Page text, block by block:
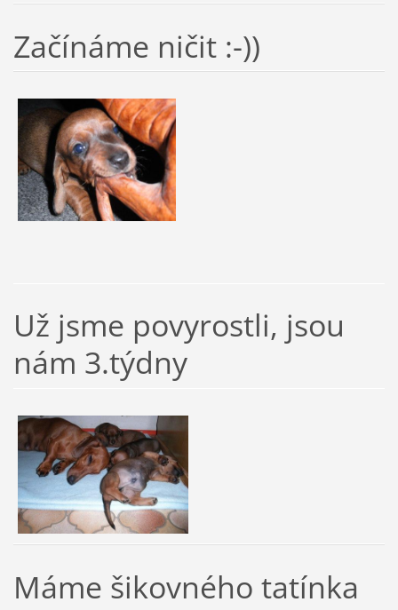
Začínáme ničit :-))
Už jsme povyrostli, jsou
nám 3.týdny
Máme šikovného tatínka